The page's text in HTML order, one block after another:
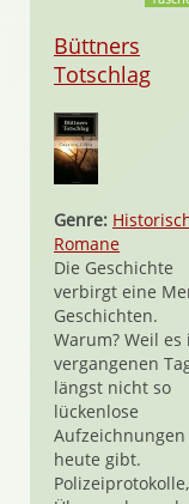
Büttners
Totschlag
Genre:
Romane
Die Geschichte
verbirgt eine
Geschichten.
Warum? Weil es
vergangenen
längst nicht so
lückenlose
Aufzeichnungen
heute gibt.
Polizeiprotokolle,